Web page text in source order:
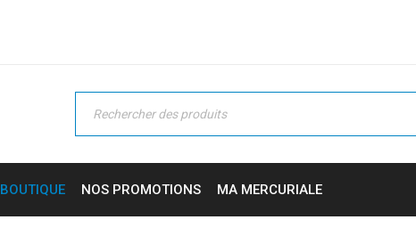
BOUTIQUE NOS PROMOTIONS MA MERCURIALE